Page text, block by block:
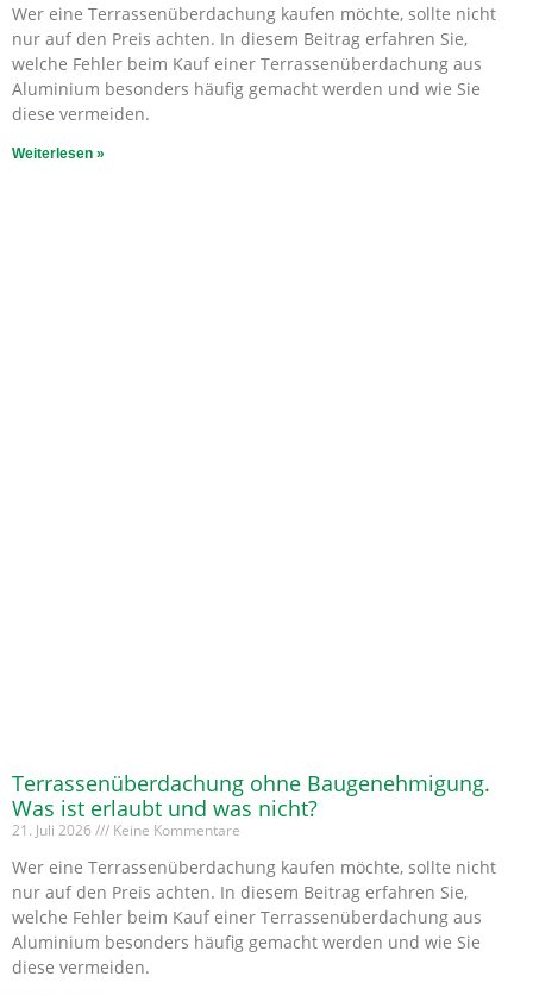
Wer eine Terrassenüberdachung kaufen möchte, sollte nicht
nur auf den Preis achten. In diesem Beitrag erfahren Sie,
welche Fehler beim Kauf einer Terrassenüberdachung aus
Aluminium besonders häufig gemacht werden und wie Sie
diese vermeiden.
Weiterlesen »
Terrassenüberdachung ohne Baugenehmigung.
Was ist erlaubt und was nicht?
21. Juli 2026 Keine Kommentare
Wer eine Terrassenüberdachung kaufen möchte, sollte nicht
nur auf den Preis achten. In diesem Beitrag erfahren Sie,
welche Fehler beim Kauf einer Terrassenüberdachung aus
Aluminium besonders häufig gemacht werden und wie Sie
diese vermeiden.